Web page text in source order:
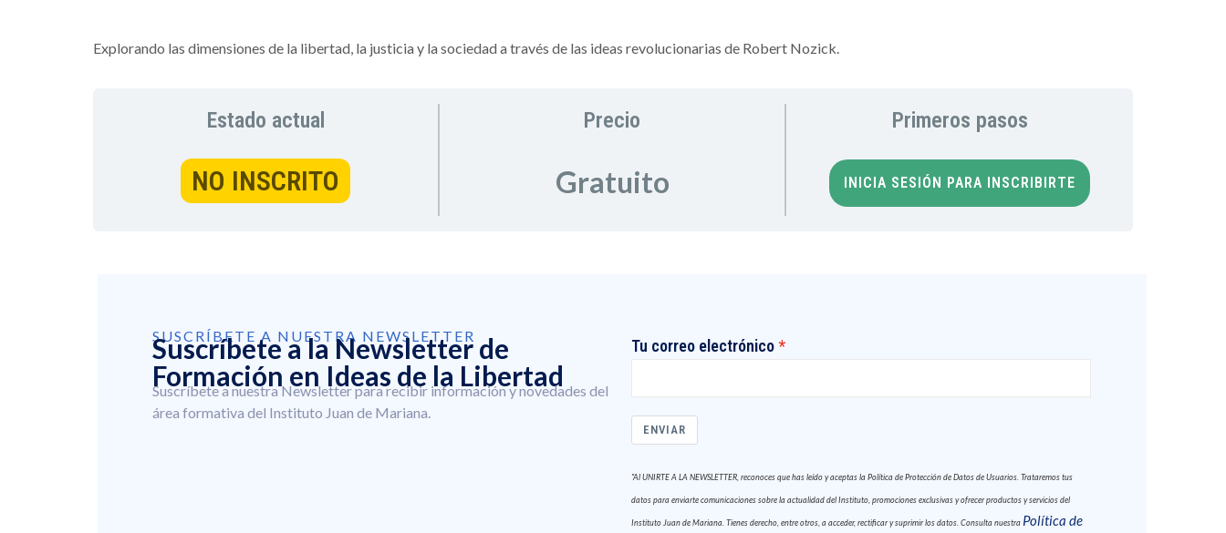
Explorando las dimensiones de la libertad, la justicia y la sociedad a través de las ideas revolucionarias de Robert Nozick.
Estado actual
NO INSCRITO
Precio
Gratuito
Primeros pasos
INICIA SESIÓN PARA INSCRIBIRTE
SUSCRÍBETE A NUESTRA NEWSLETTER
Suscríbete a la Newsletter de
Formación en Ideas de la Libertad
Suscríbete a nuestra Newsletter para recibir información y novedades del
área formativa del Instituto Juan de Mariana.
Tu correo electrónico
ENVIAR
"Al UNIRTE A LA NEWSLETTER, reconoces que has leído y aceptas la Política de Protección de Datos de Usuarios. Trataremos tus
datos para enviarte comunicaciones sobre la actualidad del Instituto, promociones exclusivas y ofrecer productos y servicios del
Instituto Juan de Mariana. Tienes derecho, entre otros, a acceder, rectificar y suprimir los datos. Consulta nuestra Política de